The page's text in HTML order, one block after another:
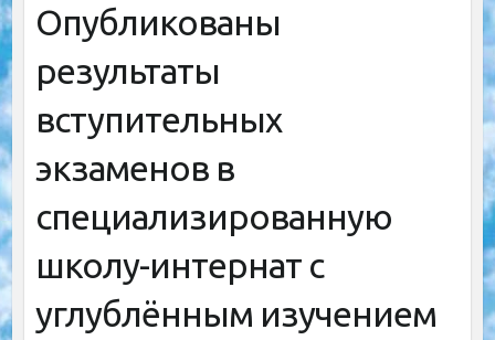
Опубликованы
результаты
вступительных
экзаменов в
специализированную
школу-интернат с
углублённым изучением